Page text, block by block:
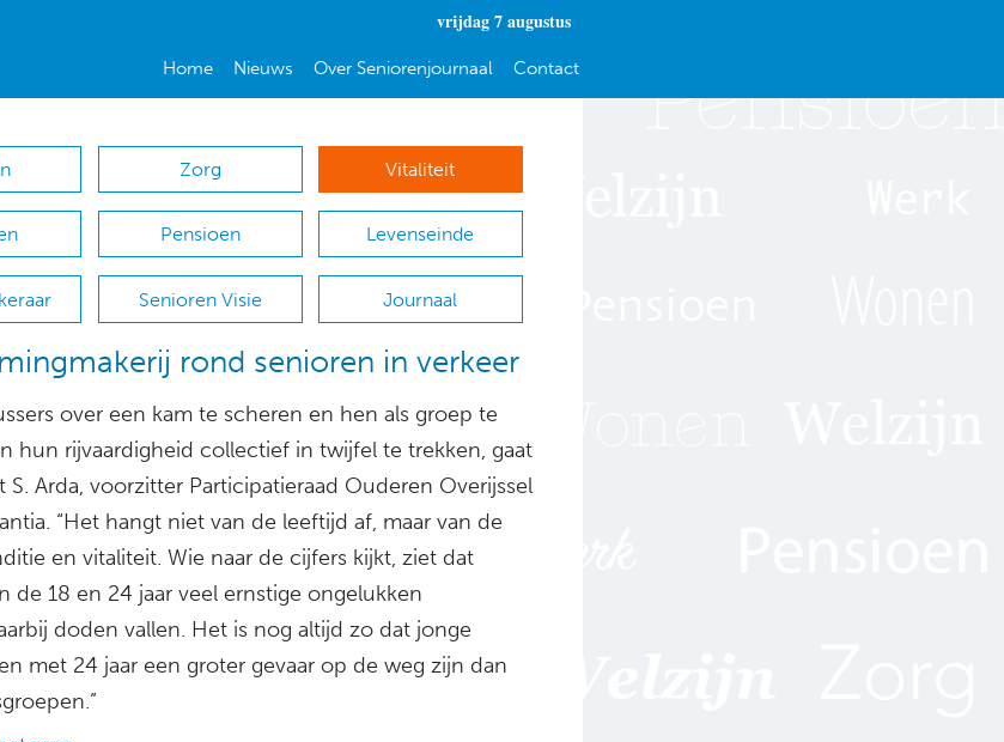
vrijdag 7 augustus
Home Nieuws Over Seniorenjournaal Contact
Zorg Vitaliteit
Pensioen Levenseinde
Senioren Visie Journaal
rond senioren in verkeer
over een kam te scheren en hen als groep te
hun rijvaardigheid collectief in twijfel te trekken, gaat
S. Arda, voorzitter Participatieraad Ouderen Overijssel
“Het hangt niet van de leeftijd af, maar van de
en vitaliteit. Wie naar de cijfers kijkt, ziet dat
de 18 en 24 jaar veel ernstige ongelukken
doden vallen. Het is nog altijd zo dat jonge
met 24 jaar een groter gevaar op de weg zijn dan